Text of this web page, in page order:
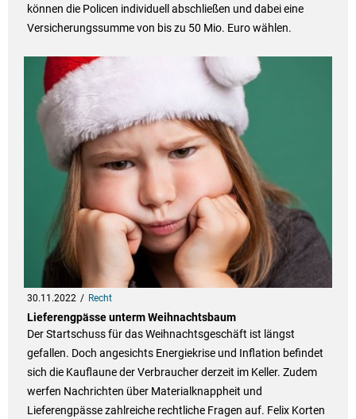
können die Policen individuell abschließen und dabei eine
Versicherungssumme von bis zu 50 Mio. Euro wählen.
30.11.2022 Recht
Lieferengpässe unterm Weihnachtsbaum
Der Startschuss für das Weihnachtsgeschäft ist längst
gefallen. Doch angesichts Energiekrise und Inflation befindet
sich die Kauflaune der Verbraucher derzeit im Keller. Zudem
werfen Nachrichten über Materialknappheit und
Lieferengpässe zahlreiche rechtliche Fragen auf. Felix Korten